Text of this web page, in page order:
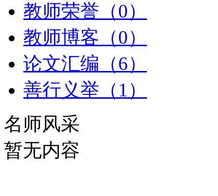
教师荣誉（0）
教师博客（0）
论文汇编（6）
善行义举（1）
名师风采
暂无内容